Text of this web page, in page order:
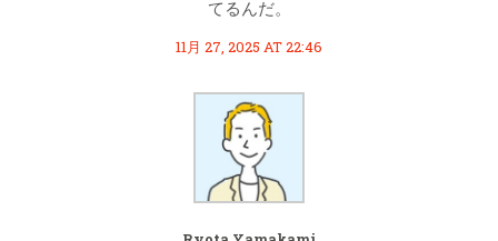
てるんだ。
11月 27, 2025 AT 22:46